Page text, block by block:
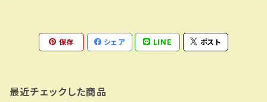
保存 シェア LINE ポスト
最近チェックした商品